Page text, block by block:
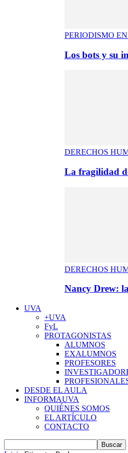
PERIODISMO
Los bots y su
DERECHOS
La fragilidad
DERECHOS
Nancy Drew:
UVA
+UVA
FyL
PROTAGONISTAS
ALUMNOS
EXALUMNOS
PROFESORES
DESDE EL AULA
INFORMAUVA
QUIÉNES SOMOS
EL ARTÍCULO
CONTACTO